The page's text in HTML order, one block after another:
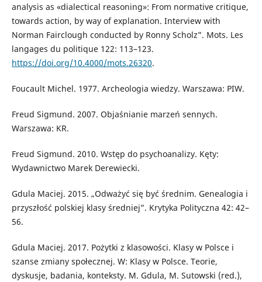
analysis as «dialectical reasoning»: From normative critique,
towards action, by way of explanation. Interview with
Norman Fairclough conducted by Ronny Scholz”. Mots. Les
langages du politique 122: 113–123.
https://doi.org/10.4000/mots.26320.
Foucault Michel. 1977. Archeologia wiedzy. Warszawa: PIW.
Freud Sigmund. 2007. Objaśnianie marzeń sennych.
Warszawa: KR.
Freud Sigmund. 2010. Wstęp do psychoanalizy. Kęty:
Wydawnictwo Marek Derewiecki.
Gdula Maciej. 2015. „Odważyć się być średnim. Genealogia i
przyszłość polskiej klasy średniej”. Krytyka Polityczna 42: 42–
56.
Gdula Maciej. 2017. Pożytki z klasowości. Klasy w Polsce i
szanse zmiany społecznej. W: Klasy w Polsce. Teorie,
dyskusje, badania, konteksty. M. Gdula, M. Sutowski (red.),